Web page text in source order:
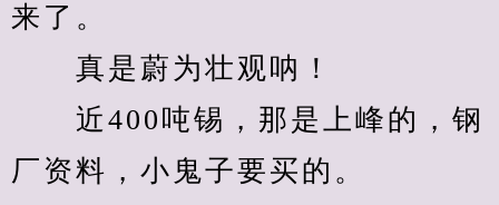
来了。
真是蔚为壮观呐！
近400吨锡，那是上峰的，钢
厂资料，小鬼子要买的。